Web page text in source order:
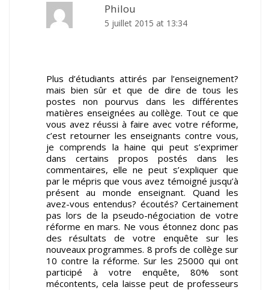
Philou
5 juillet 2015 at 13:34
Plus d’étudiants attirés par l’enseignement?
mais bien sûr et que de dire de tous les
postes non pourvus dans les différentes
matières enseignées au collège. Tout ce que
vous avez réussi à faire avec votre réforme,
c’est retourner les enseignants contre vous,
je comprends la haine qui peut s’exprimer
dans certains propos postés dans les
commentaires, elle ne peut s’expliquer que
par le mépris que vous avez témoigné jusqu’à
présent au monde enseignant. Quand les
avez-vous entendus? écoutés? Certainement
pas lors de la pseudo-négociation de votre
réforme en mars. Ne vous étonnez donc pas
des résultats de votre enquête sur les
nouveaux programmes. 8 profs de collège sur
10 contre la réforme. Sur les 25000 qui ont
participé à votre enquête, 80% sont
mécontents, cela laisse peut de professeurs